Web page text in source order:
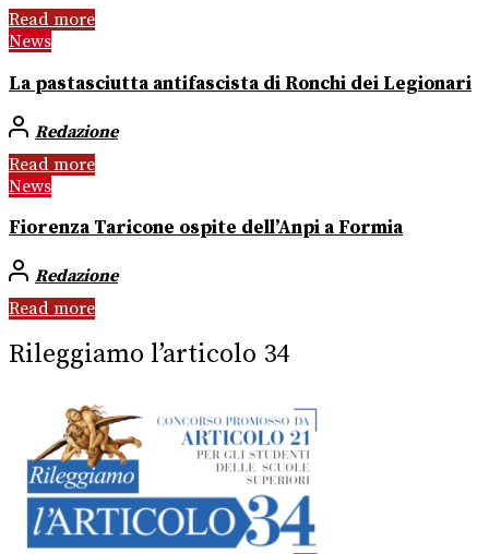
Read more
News
La pastasciutta antifascista di Ronchi dei Legionari
Redazione
Read more
News
Fiorenza Taricone ospite dell’Anpi a Formia
Redazione
Read more
Rileggiamo l’articolo 34